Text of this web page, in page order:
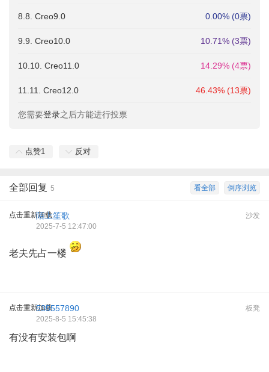
8.8. Creo9.0 0.00% (0票)
9.9. Creo10.0 10.71% (3票)
10.10. Creo11.0 14.29% (4票)
11.11. Creo12.0 46.43% (13票)
您需要登录之后方能进行投票
点赞1 反对
倒序浏览
看全部
全部回复 5
点击重新加载 沙发
陌上笙歌
2025-7-5 12:47:00
老夫先占一楼
点击重新加载 板凳
535557890
2025-8-5 15:45:38
有没有安装包啊